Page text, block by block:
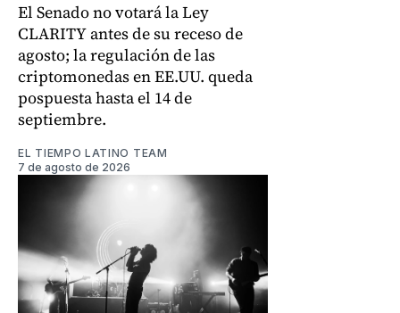
El Senado no votará la Ley
CLARITY antes de su receso de
agosto; la regulación de las
criptomonedas en EE.UU. queda
pospuesta hasta el 14 de
septiembre.
EL TIEMPO LATINO TEAM
7 de agosto de 2026